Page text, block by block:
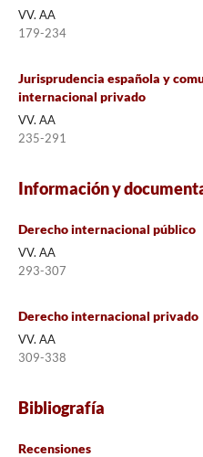
VV. AA
179-234
Jurisprudencia española y
internacional privado
VV. AA
235-291
Información y
Derecho internacional público
VV. AA
293-307
Derecho internacional privado
VV. AA
309-338
Bibliografía
Recensiones